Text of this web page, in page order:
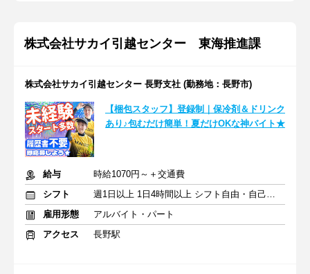
株式会社サカイ引越センター 東海推進課
株式会社サカイ引越センター 長野支社 (勤務地：長野市)
【梱包スタッフ】登録制｜保冷剤＆ドリンク
あり♪包むだけ簡単！夏だけOKな神バイト★
給与
時給1070円～＋交通費
シフト
週1日以上 1日4時間以上 シフト自由・自己申告
雇用形態
アルバイト・パート
アクセス
長野駅